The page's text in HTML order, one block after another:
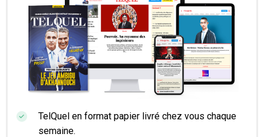
TelQuel en format papier livré chez vous chaque
semaine.